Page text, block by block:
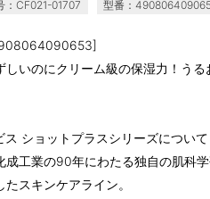
：CF021-01707 型番：
しいのにクリーム級の保湿力！う
ショットプラスシリーズについて
成工業の90年にわたる独自の肌科
たスキンケアライン。